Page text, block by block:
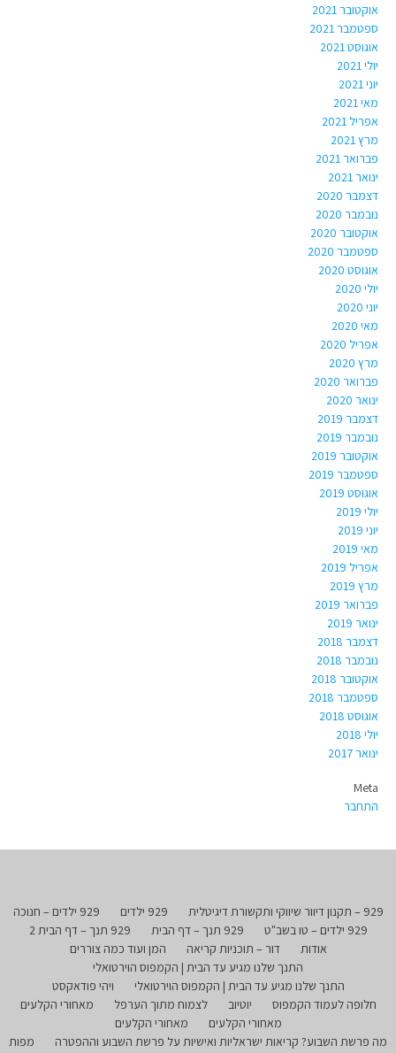
אוקטובר 2021
ספטמבר 2021
אוגוסט 2021
יולי 2021
יוני 2021
מאי 2021
אפריל 2021
מרץ 2021
פברואר 2021
ינואר 2021
דצמבר 2020
נובמבר 2020
אוקטובר 2020
ספטמבר 2020
אוגוסט 2020
יולי 2020
יוני 2020
מאי 2020
אפריל 2020
מרץ 2020
פברואר 2020
ינואר 2020
דצמבר 2019
נובמבר 2019
אוקטובר 2019
ספטמבר 2019
אוגוסט 2019
יולי 2019
יוני 2019
מאי 2019
אפריל 2019
מרץ 2019
פברואר 2019
ינואר 2019
דצמבר 2018
נובמבר 2018
אוקטובר 2018
ספטמבר 2018
אוגוסט 2018
יולי 2018
ינואר 2017
Meta
התחבר
929 – תקנון דיוור שיווקי ותקשורת דיגיטלית 929 ילדים
929 ילדים – חנוכה
929 ילדים – טו בשב"ט
929 תנך – דף הבית
929 תנך – דף הבית 2
אודות
דור – תוכניות קריאה
המן ועוד כמה צוררים
התנך שלנו מגיע עד הבית | הקמפוס הוירטואלי
התנך שלנו מגיע עד הבית | הקמפוס הוירטואלי
ויהי פודאקסט
חלופה לעמוד הקמפוס
יוטיוב לצמוח מתוך הערפל
מאחורי הקלעים
מאחורי הקלעים
מאחורי הקלעים
מה פרשת השבוע? קריאות ישראליות ואישיות על פרשת השבוע וההפטרה
מפות